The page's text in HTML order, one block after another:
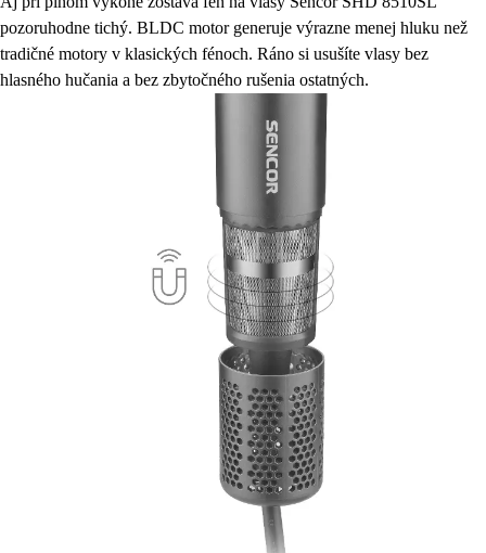
pozoruhodne tichý. BLDC motor generuje výrazne menej hluku než
tradičné motory v klasických fénoch. Ráno si usušíte vlasy bez
hlasného hučania a bez zbytočného rušenia ostatných.